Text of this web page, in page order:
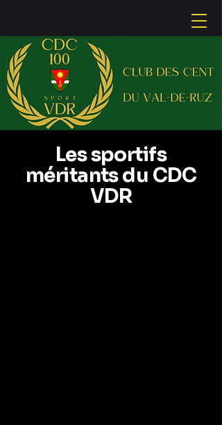
Les sportifs
méritants du CDC
VDR